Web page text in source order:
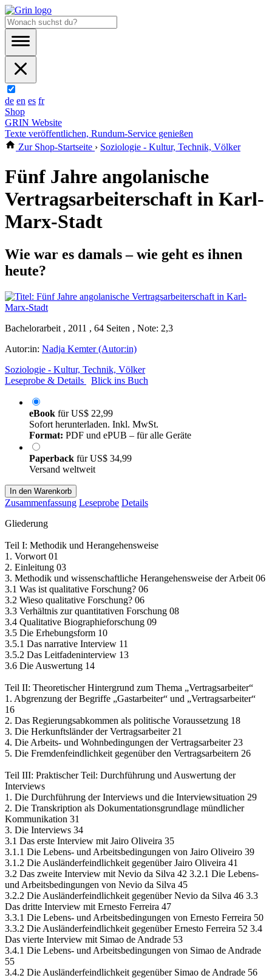
de en es fr
Shop
GRIN Website
Texte veröffentlichen, Rundum-Service genießen
Zur Shop-Startseite › Soziologie - Kultur, Technik, Völker
Fünf Jahre angolanische
Vertragsarbeiterschaft in Karl-
Marx-Stadt
Wie war es damals – wie geht es ihnen
heute?
Bachelorarbeit , 2011 , 64 Seiten , Note: 2,3
Autor:in: Nadja Kemter (Autor:in)
Soziologie - Kultur, Technik, Völker
Leseprobe & Details
Blick ins Buch
eBook fürUS$ 22,99
Sofort herunterladen. Inkl. MwSt.
Format: PDF und ePUB – für alle Geräte
Paperback fürUS$ 34,99
Versand weltweit
In den Warenkorb
Zusammenfassung Leseprobe Details
Gliederung
Teil I: Methodik und Herangehensweise
1. Vorwort 01
2. Einleitung 03
3. Methodik und wissenschaftliche Herangehensweise der Arbeit 06
3.1 Was ist qualitative Forschung? 06
3.2 Wieso qualitative Forschung? 06
3.3 Verhältnis zur quantitativen Forschung 08
3.4 Qualitative Biographieforschung 09
3.5 Die Erhebungsform 10
3.5.1 Das narrative Interview 11
3.5.2 Das Leitfadeninterview 13
3.6 Die Auswertung 14
Teil II: Theoretischer Hintergrund zum Thema „Vertragsarbeiter“
1. Abgrenzung der Begriffe „Gastarbeiter“ und „Vertragsarbeiter“
16
2. Das Regierungsabkommen als politische Voraussetzung 18
3. Die Herkunftsländer der Vertragsarbeiter 21
4. Die Arbeits- und Wohnbedingungen der Vertragsarbeiter 23
5. Die Fremdenfeindlichkeit gegenüber den Vertragsarbeitern 26
Teil III: Praktischer Teil: Durchführung und Auswertung der
Interviews
1. Die Durchführung der Interviews und die Interviewsituation 29
2. Die Transkription als Dokumentationsgrundlage mündlicher
Kommunikation 31
3. Die Interviews 34
3.1 Das erste Interview mit Jairo Oliveira 35
3.1.1 Die Lebens- und Arbeitsbedingungen von Jairo Oliveiro 39
3.1.2 Die Ausländerfeindlichkeit gegenüber Jairo Oliveira 41
3.2 Das zweite Interview mit Nevio da Silva 42 3.2.1 Die Lebens-
und Arbeitsbedingungen von Nevio da Silva 45
3.2.2 Die Ausländerfeindlichkeit gegenüber Nevio da Silva 46 3.3
Das dritte Interview mit Ernesto Ferreira 47
3.3.1 Die Lebens- und Arbeitsbedingungen von Ernesto Ferreira 50
3.3.2 Die Ausländerfeindlichkeit gegenüber Ernesto Ferreira 52 3.4
Das vierte Interview mit Simao de Andrade 53
3.4.1 Die Lebens- und Arbeitsbedingungen von Simao de Andrade
55
3.4.2 Die Ausländerfeindlichkeit gegenüber Simao de Andrade 56